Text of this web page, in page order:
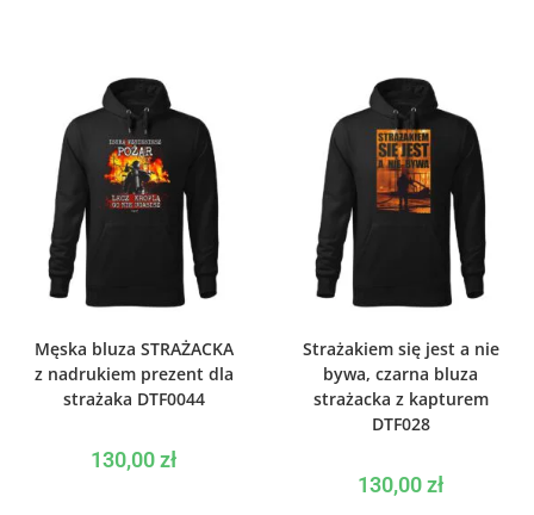
Męska bluza STRAŻACKA
z nadrukiem prezent dla
strażaka DTF0044
130,00zł
Strażakiem się jest a nie
bywa, czarna bluza
strażacka z kapturem
DTF028
130,00zł